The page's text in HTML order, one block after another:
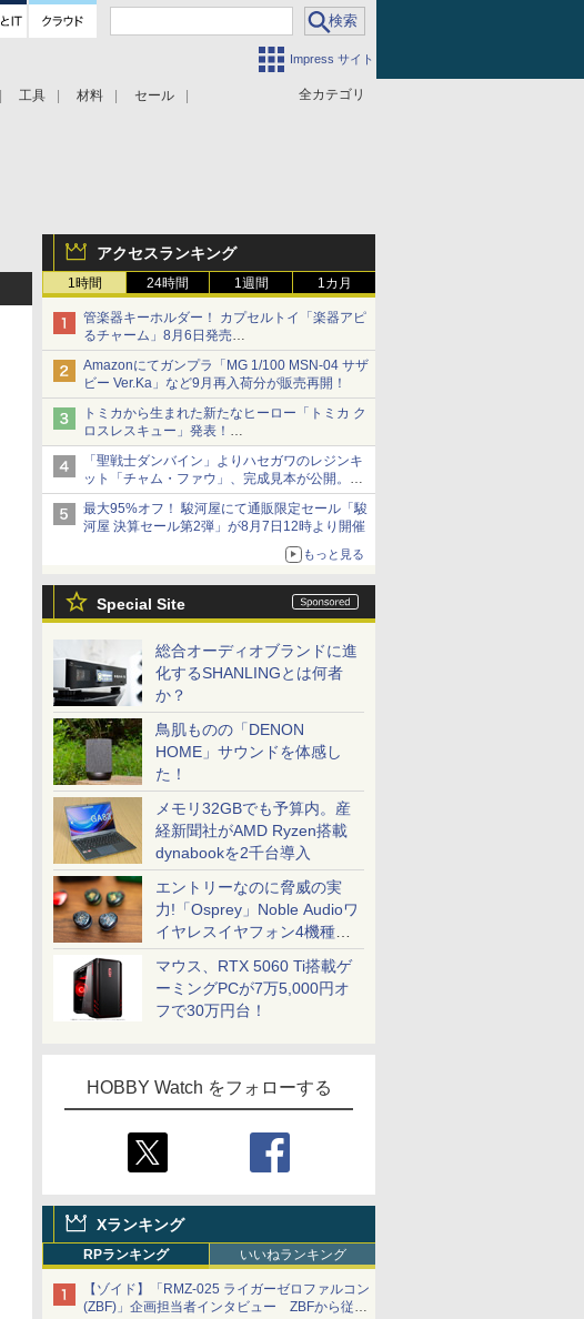
Impress サイト
全カテゴリ
工具 材料 セール
アクセスランキング
1時間 24時間 1週間 1カ月
管楽器キーホルダー！ カプセルトイ「楽器アピ
るチャーム」8月6日発売
チューバ、テナサクなど5種各3色
Amazonにてガンプラ「MG 1/100 MSN-04 サザ
ビー Ver.Ka」など9月再入荷分が販売再開！
トミカから生まれた新たなヒーロー「トミカ ク
ロスレスキュー」発表！
詳細は後日公開予定
「聖戦士ダンバイン」よりハセガワのレジンキ
ット「チャム・ファウ」、完成見本が公開。9
月3日頃発売予定
最大95%オフ！ 駿河屋にて通販限定セール「駿
河屋 決算セール第2弾」が8月7日12時より開催
もっと見る
Special Site
総合オーディオブランドに進
化するSHANLINGとは何者
か？
鳥肌ものの「DENON
HOME」サウンドを体感し
た！
メモリ32GBでも予算内。産
経新聞社がAMD Ryzen搭載
dynabookを2千台導入
エントリーなのに脅威の実
力!「Osprey」Noble Audioワ
イヤレスイヤフォン4機種を
一気に聴く
マウス、RTX 5060 Ti搭載ゲ
ーミングPCが7万5,000円オ
フで30万円台！
HOBBY Watch をフォローする
Xランキング
RPランキング いいねランキング
【ゾイド】「RMZ-025 ライガーゼロファルコン
(ZBF)」企画担当者インタビュー ZBFから従来